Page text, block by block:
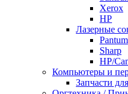
Xerox
НР
Лазерные
Pantum
Sharp
НР/
Компьютеры и
Запчасти